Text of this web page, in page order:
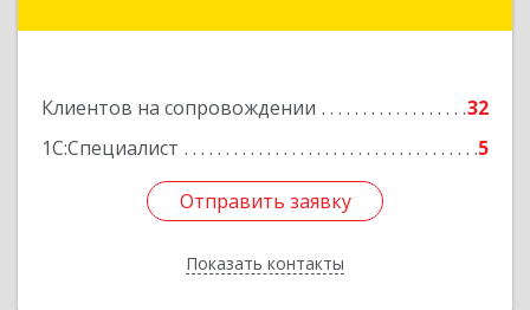
Клиентов на сопровождении
32
1С:Специалист
5
Отправить заявку
Показать контакты
Отправить заявку
Назад